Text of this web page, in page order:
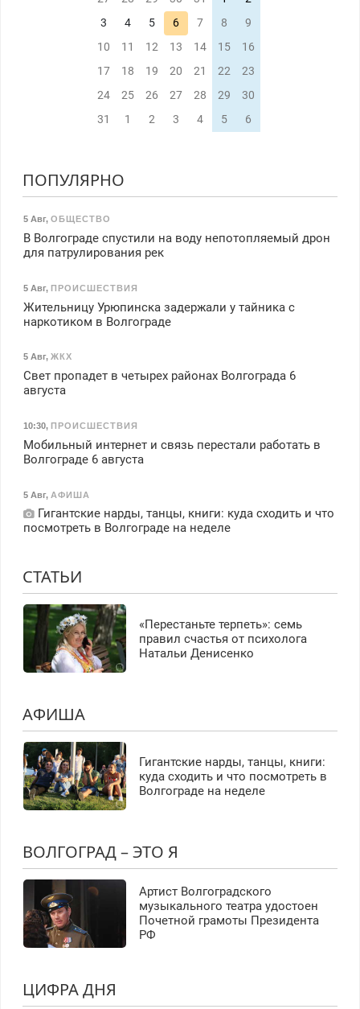
3
4 5 6 7 8
9
10
11 12 13 14 15
16
17
18 19 20 21 22
23
24
25 26 27 28 29
30
31
1 2 3 4 5 6
ПОПУЛЯРНО
5 Авг, ОБЩЕСТВО
В Волгограде спустили на воду непотопляемый дрон
для патрулирования рек
5 Авг, ПРОИСШЕСТВИЯ
Жительницу Урюпинска задержали у тайника с
наркотиком в Волгограде
5 Авг, ЖКХ
Свет пропадет в четырех районах Волгограда 6
августа
10:30, ПРОИСШЕСТВИЯ
Мобильный интернет и связь перестали работать в
Волгограде 6 августа
5 Авг, АФИША
Гигантские нарды, танцы, книги: куда сходить и что
посмотреть в Волгограде на неделе
СТАТЬИ
«Перестаньте терпеть»: семь
правил счастья от психолога
Натальи Денисенко
АФИША
Гигантские нарды, танцы, книги:
куда сходить и что посмотреть в
Волгограде на неделе
ВОЛГОГРАД – ЭТО Я
Артист Волгоградского
музыкального театра удостоен
Почетной грамоты Президента
РФ
ЦИФРА ДНЯ